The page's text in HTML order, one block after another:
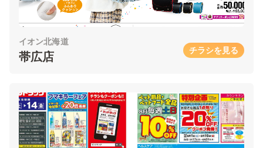
イオン北海道
帯広店 チラシを見る